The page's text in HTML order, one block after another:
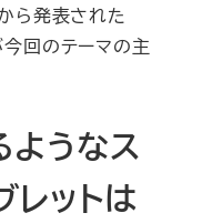
ら発表された
回のテーマの主
うなス
レットは